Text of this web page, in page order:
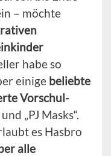
– möchte
habe so
einige beliebte
Vorschul-
„PJ Masks“.
es Hasbro
alle